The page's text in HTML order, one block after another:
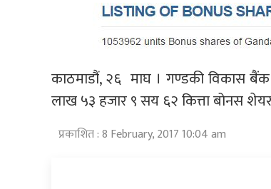
काठमाडौं, २६ माघ । गण्डकी विकास
लाख ५३ हजार ९ सय ६२ कित्ता बोनस
प्रकाशित : 8 February, 2017 10:04 am